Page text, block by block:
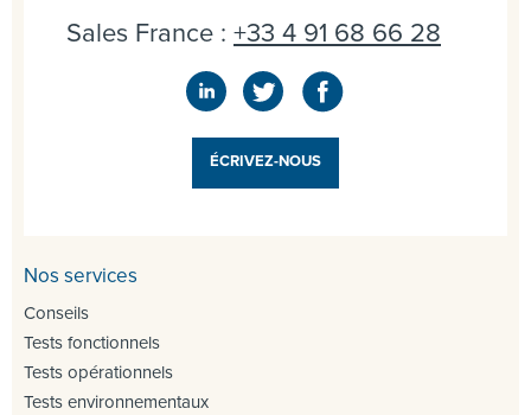
Sales France : +33 4 91 68 66 28
ÉCRIVEZ-NOUS
Nos services
Conseils
Tests fonctionnels
Tests opérationnels
Tests environnementaux